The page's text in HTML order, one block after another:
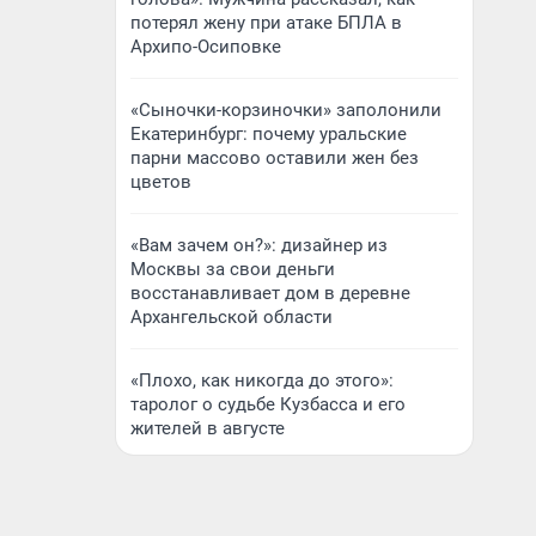
потерял жену при атаке БПЛА в
Архипо-Осиповке
«Сыночки-корзиночки» заполонили
Екатеринбург: почему уральские
парни массово оставили жен без
цветов
«Вам зачем он?»: дизайнер из
Москвы за свои деньги
восстанавливает дом в деревне
Архангельской области
«Плохо, как никогда до этого»:
таролог о судьбе Кузбасса и его
жителей в августе